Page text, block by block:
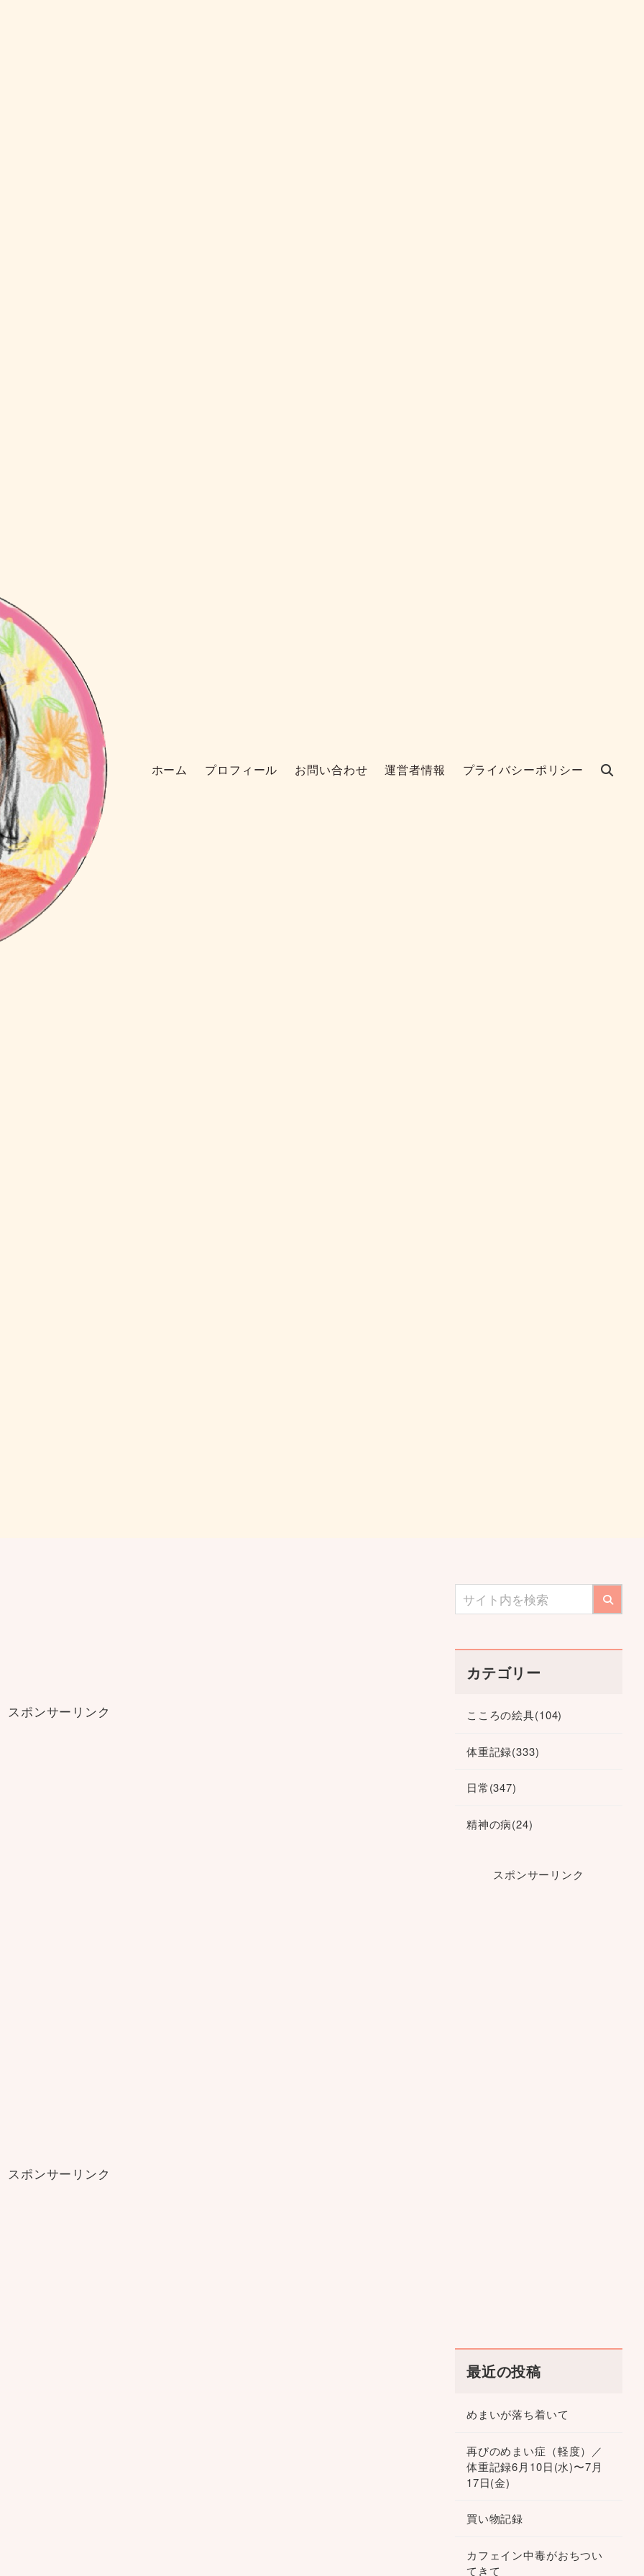
ホーム プロフィール お問い合わせ 運営者情報 プライバシーポリシー
スポンサーリンク
スポンサーリンク
カテゴリー
こころの絵具(104)
体重記録(333)
日常(347)
精神の病(24)
スポンサーリンク
最近の投稿
めまいが落ち着いて
再びのめまい症（軽度）／
体重記録6月10日(水)〜7月
17日(金)
買い物記録
カフェイン中毒がおちつい
てきて